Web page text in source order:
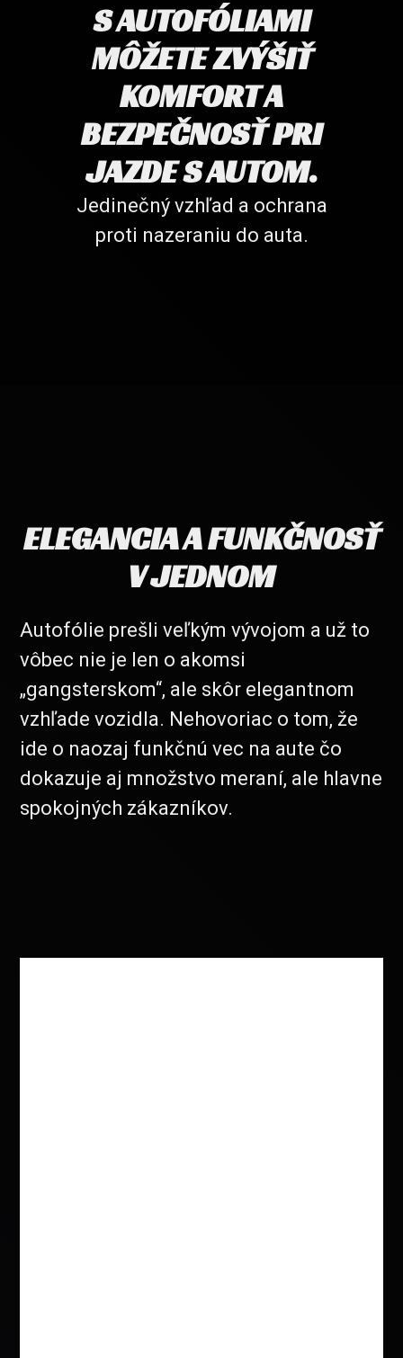
S AUTOFÓLIAMI
MÔŽETE ZVÝŠIŤ
KOMFORT A
BEZPEČNOSŤ PRI
JAZDE S AUTOM.
Jedinečný vzhľad a ochrana
proti nazeraniu do auta.
ELEGANCIA A FUNKČNOSŤ
V JEDNOM
Autofólie prešli veľkým vývojom a už to
vôbec nie je len o akomsi
„gangsterskom“, ale skôr elegantnom
vzhľade vozidla. Nehovoriac o tom, že
ide o naozaj funkčnú vec na aute čo
dokazuje aj množstvo meraní, ale hlavne
spokojných zákazníkov.